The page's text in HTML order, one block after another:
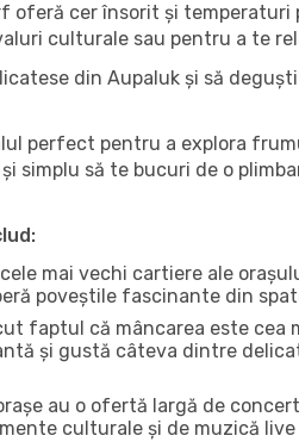
oferă cer însorit și
culturale sau pentru a te
din Aupaluk și să
perfect pentru a explora
simplu să te bucuri de o
mai vechi cartiere ale
poveștile fascinante din
faptul că mâncarea este cea
și gustă câteva dintre
au o ofertă largă de
culturale și de muzică live